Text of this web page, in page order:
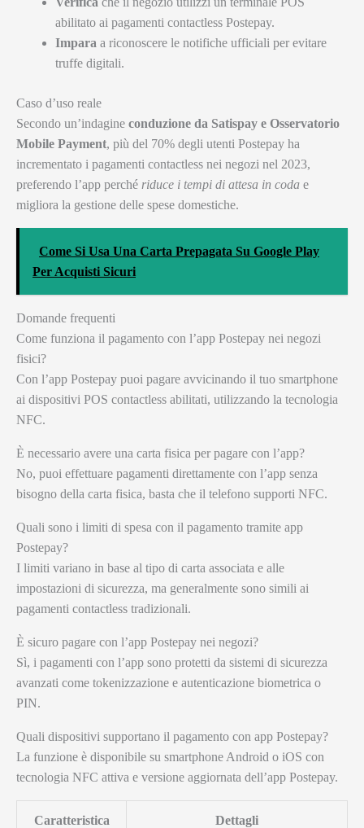
abilitato ai pagamenti contactless Postepay.
Impara a riconoscere le notifiche ufficiali per evitare
truffe digitali.
Caso d’uso reale
Secondo un’indagine conduzione da Satispay e Osservatorio
Mobile Payment, più del 70% degli utenti Postepay ha
incrementato i pagamenti contactless nei negozi nel 2023,
preferendo l’app perché riduce i tempi di attesa in coda e
migliora la gestione delle spese domestiche.
Come Si Usa Una Carta Prepagata Su Google Play
Per Acquisti Sicuri
Domande frequenti
Come funziona il pagamento con l’app Postepay nei negozi
fisici?
Con l’app Postepay puoi pagare avvicinando il tuo smartphone
ai dispositivi POS contactless abilitati, utilizzando la tecnologia
NFC.
È necessario avere una carta fisica per pagare con l’app?
No, puoi effettuare pagamenti direttamente con l’app senza
bisogno della carta fisica, basta che il telefono supporti NFC.
Quali sono i limiti di spesa con il pagamento tramite app
Postepay?
I limiti variano in base al tipo di carta associata e alle
impostazioni di sicurezza, ma generalmente sono simili ai
pagamenti contactless tradizionali.
È sicuro pagare con l’app Postepay nei negozi?
Sì, i pagamenti con l’app sono protetti da sistemi di sicurezza
avanzati come tokenizzazione e autenticazione biometrica o
PIN.
Quali dispositivi supportano il pagamento con app Postepay?
La funzione è disponibile su smartphone Android o iOS con
tecnologia NFC attiva e versione aggiornata dell’app Postepay.
Caratteristica Dettagli